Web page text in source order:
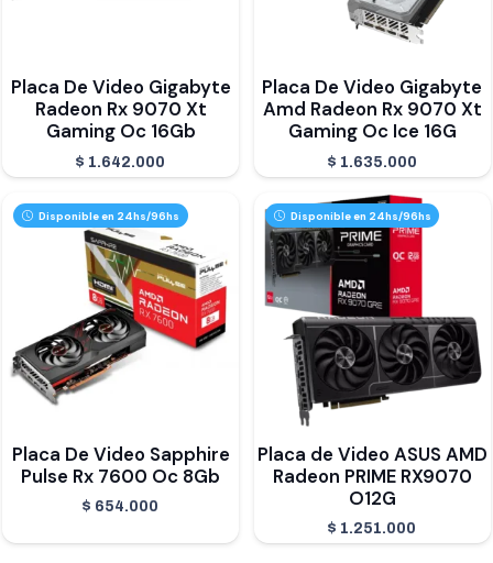
Placa De Video Gigabyte
Radeon Rx 9070 Xt
Gaming Oc 16Gb
$ 1.642.000
Placa De Video Gigabyte
Amd Radeon Rx 9070 Xt
Gaming Oc Ice 16G
$ 1.635.000
Disponible en 24hs/96hs
Placa De Video Sapphire
Pulse Rx 7600 Oc 8Gb
$ 654.000
Disponible en 24hs/96hs
Placa de Video ASUS AMD
Radeon PRIME RX9070
O12G
$ 1.251.000